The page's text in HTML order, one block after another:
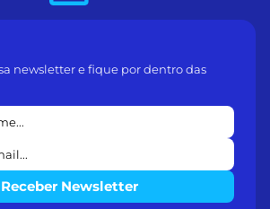
newsletter e fique por dentro das
Receber Newsletter